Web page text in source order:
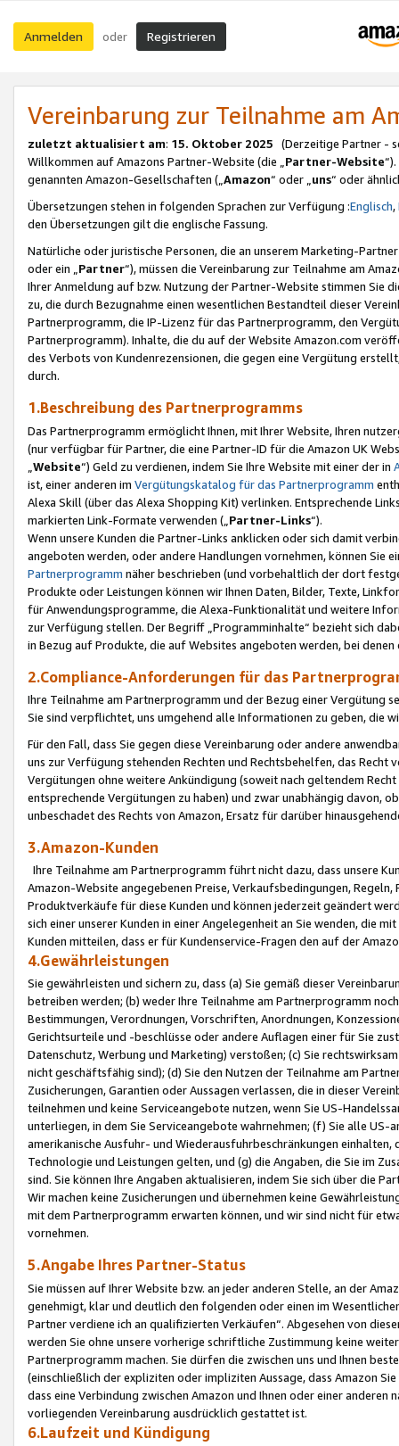
Anmelden oder Registrieren
Vereinbarung zur Teilnahme am
zuletzt aktualisiert am: 15. Oktober 2025 (Derzeitige Partner -
Willkommen auf Amazons Partner-Website (die „Partner-Website
genannten Amazon-Gesellschaften („Amazon“ oder „uns“ oder
Übersetzungen stehen in folgenden Sprachen zur Verfügung :Englisch,
den Übersetzungen gilt die englische Fassung.
Natürliche oder juristische Personen, die an unserem Marketing-
oder ein „Partner“), müssen die Vereinbarung zur Teilnahme am
Ihrer Anmeldung auf bzw. Nutzung der Partner-Website stimmen Sie
zu, die durch Bezugnahme einen wesentlichen Bestandteil dieser
Partnerprogramm, die IP-Lizenz für das Partnerprogramm, den
Partnerprogramm). Inhalte, die du auf der Website Amazon.com
des Verbots von Kundenrezensionen, die gegen eine Vergütung
durch.
1.Beschreibung des Partnerprogramms
Das Partnerprogramm ermöglicht Ihnen, mit Ihrer Website, Ihren
(nur verfügbar für Partner, die eine Partner-ID für die Amazon UK
Website“) Geld zu verdienen, indem Sie Ihre Website mit einer der in
ist, einer anderen im Vergütungskatalog für das Partnerprogramm
Alexa Skill (über das Alexa Shopping Kit) verlinken. Entsprechende
markierten Link-Formate verwenden („ Partner-Links“).
Wenn unsere Kunden die Partner-Links anklicken oder sich damit
angeboten werden, oder andere Handlungen vornehmen, können Sie
Partnerprogramm näher beschrieben (und vorbehaltlich der dort
Produkte oder Leistungen können wir Ihnen Daten, Bilder, Texte,
für Anwendungsprogramme, die Alexa-Funktionalität und weitere
zur Verfügung stellen. Der Begriff „Programminhalte“ bezieht sich
in Bezug auf Produkte, die auf Websites angeboten werden, bei
2.Compliance-Anforderungen für das
Ihre Teilnahme am Partnerprogramm und der Bezug einer Vergütung
Sie sind verpflichtet, uns umgehend alle Informationen zu geben, die
Für den Fall, dass Sie gegen diese Vereinbarung oder andere
uns zur Verfügung stehenden Rechten und Rechtsbehelfen, das
Vergütungen ohne weitere Ankündigung (soweit nach geltendem
entsprechende Vergütungen zu haben) und zwar unabhängig davon,
unbeschadet des Rechts von Amazon, Ersatz für darüber
3.Amazon-Kunden
Ihre Teilnahme am Partnerprogramm führt nicht dazu, dass unsere
Amazon-Website angegebenen Preise, Verkaufsbedingungen,
Produktverkäufe für diese Kunden und können jederzeit geändert
sich einer unserer Kunden in einer Angelegenheit an Sie wenden, die
Kunden mitteilen, dass er für Kundenservice-Fragen den auf der
4.Gewährleistungen
Sie gewährleisten und sichern zu, dass (a) Sie gemäß dieser
betreiben werden; (b) weder Ihre Teilnahme am Partnerprogramm
Bestimmungen, Verordnungen, Vorschriften, Anordnungen,
Gerichtsurteile und -beschlüsse oder andere Auflagen einer für Sie
Datenschutz, Werbung und Marketing) verstoßen; (c) Sie
nicht geschäftsfähig sind); (d) Sie den Nutzen der Teilnahme am
Zusicherungen, Garantien oder Aussagen verlassen, die in dieser
teilnehmen und keine Serviceangebote nutzen, wenn Sie US-
unterliegen, in dem Sie Serviceangebote wahrnehmen; (f) Sie alle
amerikanische Ausfuhr- und Wiederausfuhrbeschränkungen
Technologie und Leistungen gelten, und (g) die Angaben, die Sie im
sind. Sie können Ihre Angaben aktualisieren, indem Sie sich über die
Wir machen keine Zusicherungen und übernehmen keine
mit dem Partnerprogramm erwarten können, und wir sind nicht für
vornehmen.
5.Angabe Ihres Partner-Status
Sie müssen auf Ihrer Website bzw. an jeder anderen Stelle, an der
genehmigt, klar und deutlich den folgenden oder einen im
Partner verdiene ich an qualifizierten Verkäufen“. Abgesehen von
werden Sie ohne unsere vorherige schriftliche Zustimmung keine
Partnerprogramm machen. Sie dürfen die zwischen uns und Ihnen
(einschließlich der expliziten oder impliziten Aussage, dass Amazon
dass eine Verbindung zwischen Amazon und Ihnen oder einer
vorliegenden Vereinbarung ausdrücklich gestattet ist.
6.Laufzeit und Kündigung